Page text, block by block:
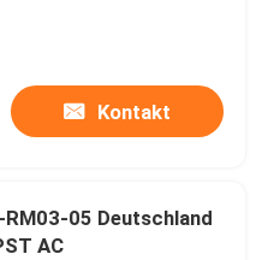
230V Neues
Kontakt
RM03-05 Deutschland
AC